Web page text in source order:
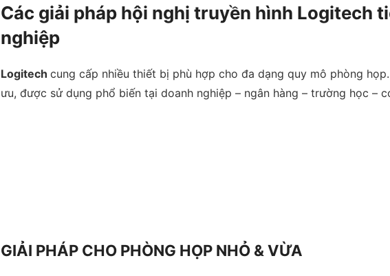
Các giải pháp hội nghị truyền hình Logitech
nghiệp
Logitech cung cấp nhiều thiết bị phù hợp cho đa dạng quy mô phòng
ưu, được sử dụng phổ biến tại doanh nghiệp – ngân hàng – trường học –
GIẢI PHÁP CHO PHÒNG HỌP NHỎ & VỪA